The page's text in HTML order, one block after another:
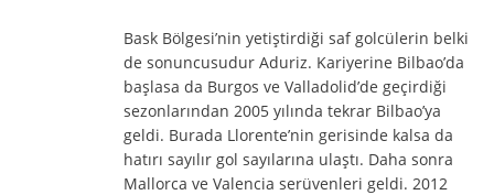
Bask Bölgesi’nin yetiştirdiği saf golcülerin belki
de sonuncusudur Aduriz. Kariyerine Bilbao’da
başlasa da Burgos ve Valladolid’de geçirdiği
sezonlarından 2005 yılında tekrar Bilbao’ya
geldi. Burada Llorente’nin gerisinde kalsa da
hatırı sayılır gol sayılarına ulaştı. Daha sonra
Mallorca ve Valencia serüvenleri geldi. 2012